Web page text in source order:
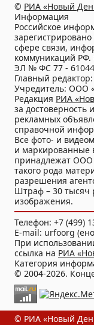
© РИА «Новый
Информация
Российское
сфере связи,
коммуникаций РФ.
ЭЛ № ФС 77 - 61044
Главный
Учредитель: ООО
Редакция РИА
за
рекламных
справочной
Все фото- и
и маркированные
принадлежат ООО
такого рода
разрешения
Штраф – 30 тысяч
изображения.
Телефон: +7 (499)
E-mail: urfoorg
При
ссылка на РИА
Категория
© 2004-2026.
© РИА «Новый